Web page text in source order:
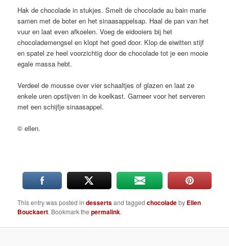
Hak de chocolade in stukjes. Smelt de chocolade au bain marie
samen met de boter en het sinaasappelsap. Haal de pan van het
vuur en laat even afkoelen. Voeg de eidooiers bij het
chocolademengsel en klopt het goed door. Klop de eiwitten stijf
en spatel ze heel voorzichtig door de chocolade tot je een mooie
egale massa hebt.
Verdeel de mousse over vier schaaltjes of glazen en laat ze
enkele uren opstijven in de koelkast. Garneer voor het serveren
met een schijfje sinaasappel.
© ellen.
This entry was posted indessertsand taggedchocoladeby Ellen
Bouckaert. Bookmark thepermalink.